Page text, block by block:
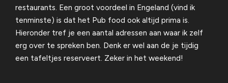
restaurants. Een groot voordeel in Engeland (vind ik
tenminste) is dat het Pub food ook altijd prima is.
Hieronder tref je een aantal adressen aan waar ik zelf
erg over te spreken ben. Denk er wel aan de je tijdig
een tafeltjes reserveert. Zeker in het weekend!